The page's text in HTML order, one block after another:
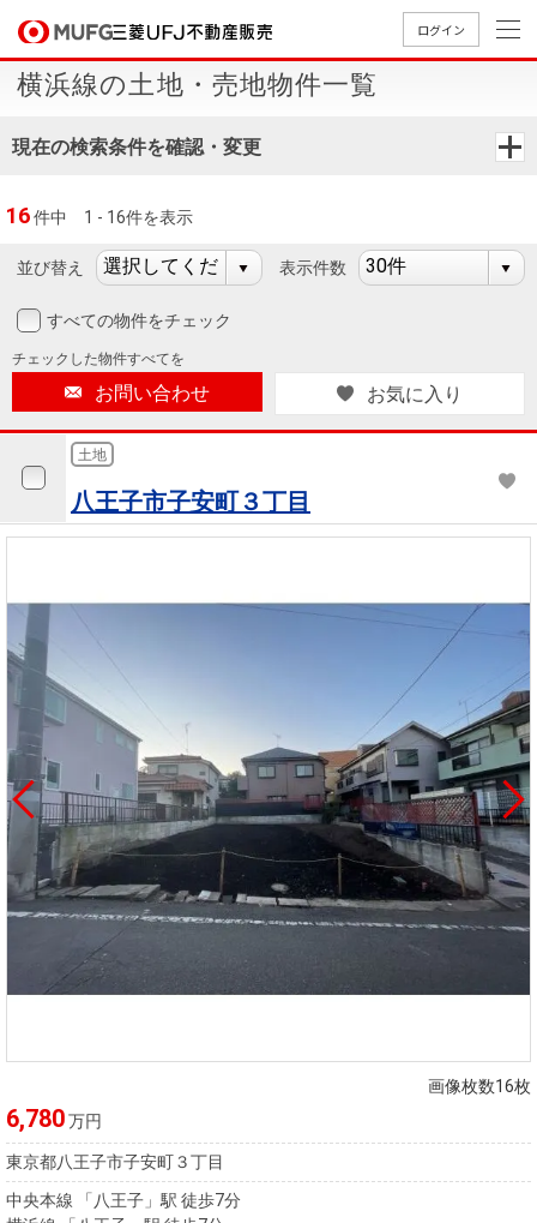
ログイン
買いたいTOP
中古
マン
ンを
探す
新
築・
建て
物
件
を
探
す
購入向け
サービス
住宅ロー
ンシミュ
レーショ
住まい1プ
ラス（お
役立ちコ
暮らしの
税金の本
（電子ブ
ック）
売りたいTOP
無
料
定
売
却
試算
売却向け
サービス
周辺相場
検索
住まい1プ
ラス（お
役立ちコ
ラム）
住まいと
暮らしの
ド
店舗案内TOP
店舗のご
案内（首
都圏）
案内（名
店舗のご
案内（関
会社情報TOP
ごあいさ
つ
要
MUFG
Way
ョン
組織図
図
リリース
会社案内
（電子ブ
ック版）
採用情報TOP
新卒採用
情報
採用情報
買いたい
売りたい
会社情報
採用情報
法人のお客さま
提携企業にお勤めの方
会員ページ
横浜線の土地・売地物件一覧
現在の検索条件を確認・変更
16件中 1 - 16件を表示
並び替え 表示件数
すべての物件をチェック
チェックした物件すべてを
お問い合わせ お気に入り
土地
八王子市子安町３丁目
画像枚数16枚
6,780万円
東京都八王子市子安町３丁目
中央本線 「八王子」駅 徒歩7分